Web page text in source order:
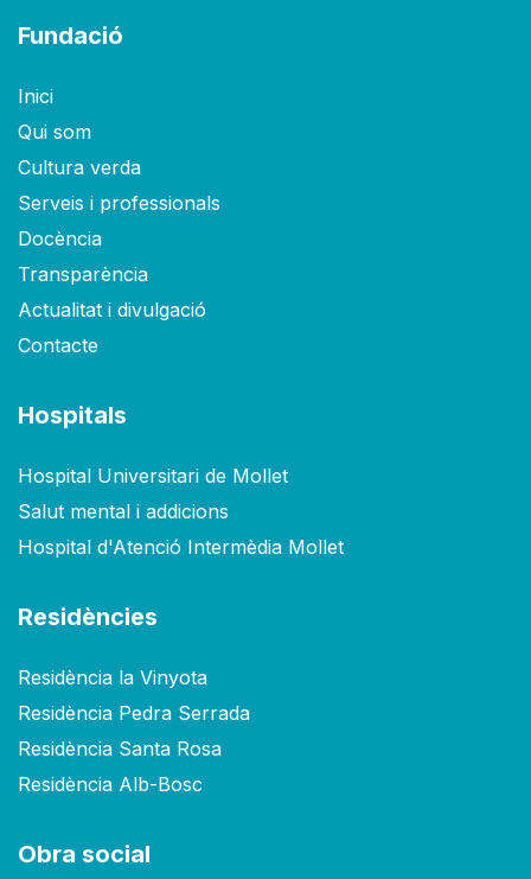
Fundació
Inici
Qui som
Cultura verda
Serveis i professionals
Docència
Transparència
Actualitat i divulgació
Contacte
Hospitals
Hospital Universitari de Mollet
Salut mental i addicions
Hospital d'Atenció Intermèdia Mollet
Residències
Residència la Vinyota
Residència Pedra Serrada
Residència Santa Rosa
Residència Alb-Bosc
Obra social